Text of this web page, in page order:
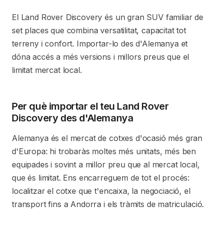
El Land Rover Discovery és un gran SUV familiar de
set places que combina versatilitat, capacitat tot
terreny i confort. Importar-lo des d'Alemanya et
dóna accés a més versions i millors preus que el
limitat mercat local.
Per què importar el teu Land Rover
Discovery des d'Alemanya
Alemanya és el mercat de cotxes d'ocasió més gran
d'Europa: hi trobaràs moltes més unitats, més ben
equipades i sovint a millor preu que al mercat local,
que és limitat. Ens encarreguem de tot el procés:
localitzar el cotxe que t'encaixa, la negociació, el
transport fins a Andorra i els tràmits de matriculació.